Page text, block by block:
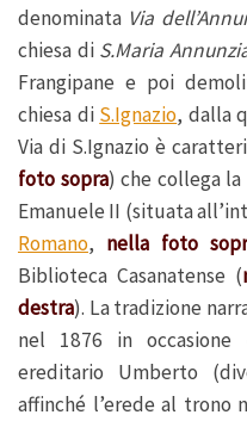
denominata Via
chiesa di S.Maria
Frangipane e poi
chiesa di S.Ignazio, dalla
Via di S.Ignazio è
foto sopra) che collega
Emanuele II (situata
Romano, nella foto
Biblioteca Casanatense (
destra). La tradizione
nel 1876 in
ereditario Umberto
affinché l’erede al trono